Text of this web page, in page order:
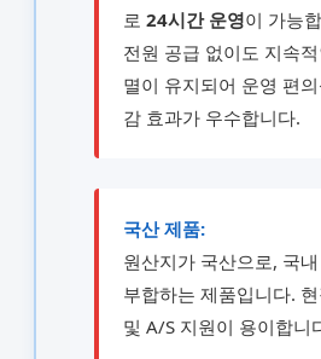
로 24시간 운영이 가능
전원 공급 없이도 지속
멸이 유지되어 운영 편
감 효과가 우수합니다.
국산 제품:
원산지가 국산으로, 국
부합하는 제품입니다.
및 A/S 지원이 용이합니